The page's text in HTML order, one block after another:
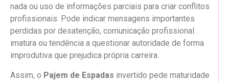
nada ou uso de informações parciais para criar conflitos
profissionais. Pode indicar mensagens importantes
perdidas por desatenção, comunicação profissional
imatura ou tendência a questionar autoridade de forma
improdutiva que prejudica própria carreira.
Assim, o Pajem de Espadas invertido pede maturidade